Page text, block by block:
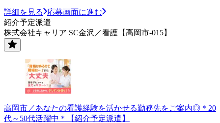
詳細を見る
応募画面に進む
紹介予定派遣
株式会社キャリア SC金沢／看護【高岡市-015】
高岡市／あなたの看護経験を活かせる勤務先をご案内◎＊20
代～50代活躍中＊【紹介予定派遣】